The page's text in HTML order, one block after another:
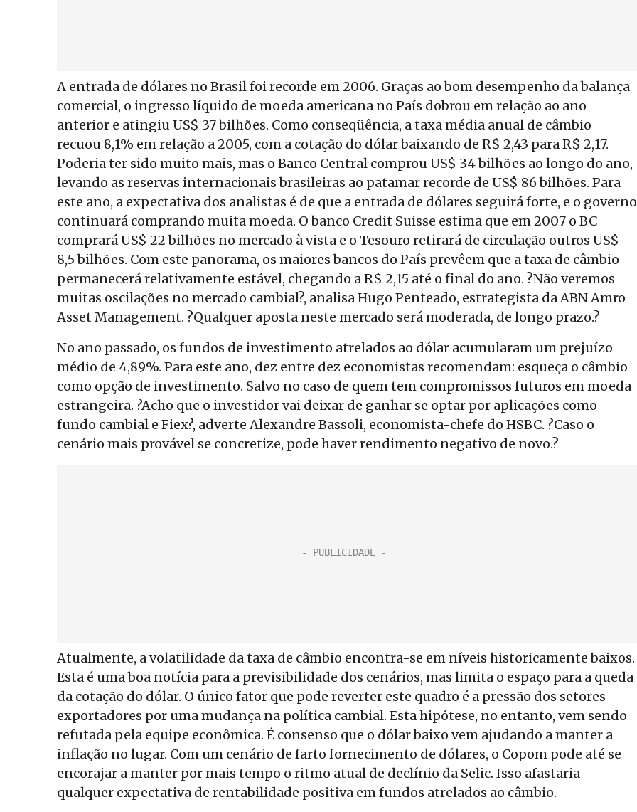
A entrada de dólares no Brasil foi recorde em 2006. Graças ao bom desempenho da balança
comercial, o ingresso líquido de moeda americana no País dobrou em relação ao ano
anterior e atingiu US$ 37 bilhões. Como conseqüência, a taxa média anual de câmbio
recuou 8,1% em relação a 2005, com a cotação do dólar baixando de R$ 2,43 para R$ 2,17.
Poderia ter sido muito mais, mas o Banco Central comprou US$ 34 bilhões ao longo do ano,
levando as reservas internacionais brasileiras ao patamar recorde de US$ 86 bilhões. Para
este ano, a expectativa dos analistas é de que a entrada de dólares seguirá forte, e o governo
continuará comprando muita moeda. O banco Credit Suisse estima que em 2007 o BC
comprará US$ 22 bilhões no mercado à vista e o Tesouro retirará de circulação outros US$
8,5 bilhões. Com este panorama, os maiores bancos do País prevêem que a taxa de câmbio
permanecerá relativamente estável, chegando a R$ 2,15 até o final do ano. ?Não veremos
muitas oscilações no mercado cambial?, analisa Hugo Penteado, estrategista da ABN Amro
Asset Management. ?Qualquer aposta neste mercado será moderada, de longo prazo.?
No ano passado, os fundos de investimento atrelados ao dólar acumularam um prejuízo
médio de 4,89%. Para este ano, dez entre dez economistas recomendam: esqueça o câmbio
como opção de investimento. Salvo no caso de quem tem compromissos futuros em moeda
estrangeira. ?Acho que o investidor vai deixar de ganhar se optar por aplicações como
fundo cambial e Fiex?, adverte Alexandre Bassoli, economista-chefe do HSBC. ?Caso o
cenário mais provável se concretize, pode haver rendimento negativo de novo.?
Atualmente, a volatilidade da taxa de câmbio encontra-se em níveis historicamente baixos.
Esta é uma boa notícia para a previsibilidade dos cenários, mas limita o espaço para a queda
da cotação do dólar. O único fator que pode reverter este quadro é a pressão dos setores
exportadores por uma mudança na política cambial. Esta hipótese, no entanto, vem sendo
refutada pela equipe econômica. É consenso que o dólar baixo vem ajudando a manter a
inflação no lugar. Com um cenário de farto fornecimento de dólares, o Copom pode até se
encorajar a manter por mais tempo o ritmo atual de declínio da Selic. Isso afastaria
qualquer expectativa de rentabilidade positiva em fundos atrelados ao câmbio.